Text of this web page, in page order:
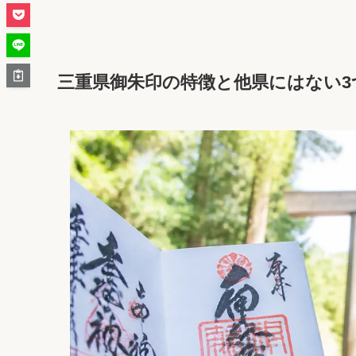
三重県御朱印の特徴と他県にはない